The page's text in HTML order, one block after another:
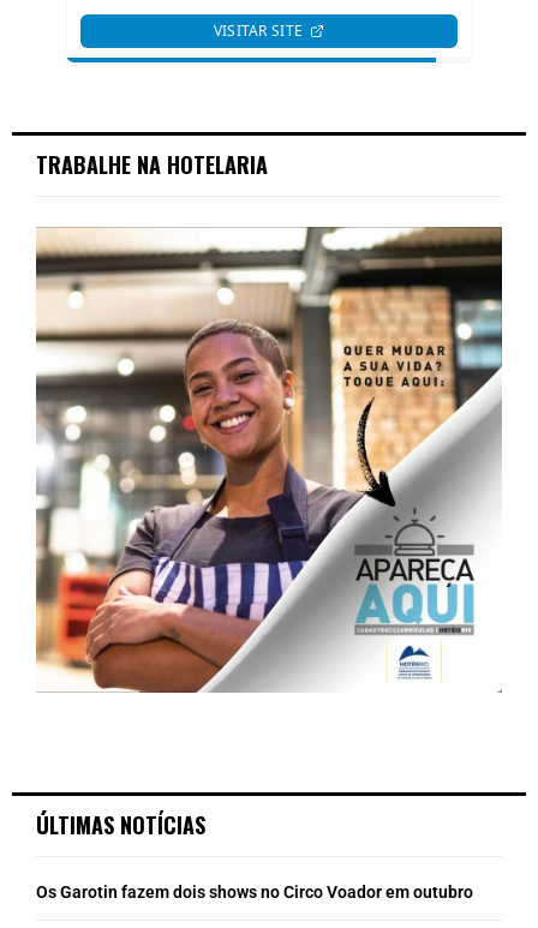
TRABALHE NA HOTELARIA
ÚLTIMAS NOTÍCIAS
Os Garotin fazem dois shows no Circo Voador em outubro